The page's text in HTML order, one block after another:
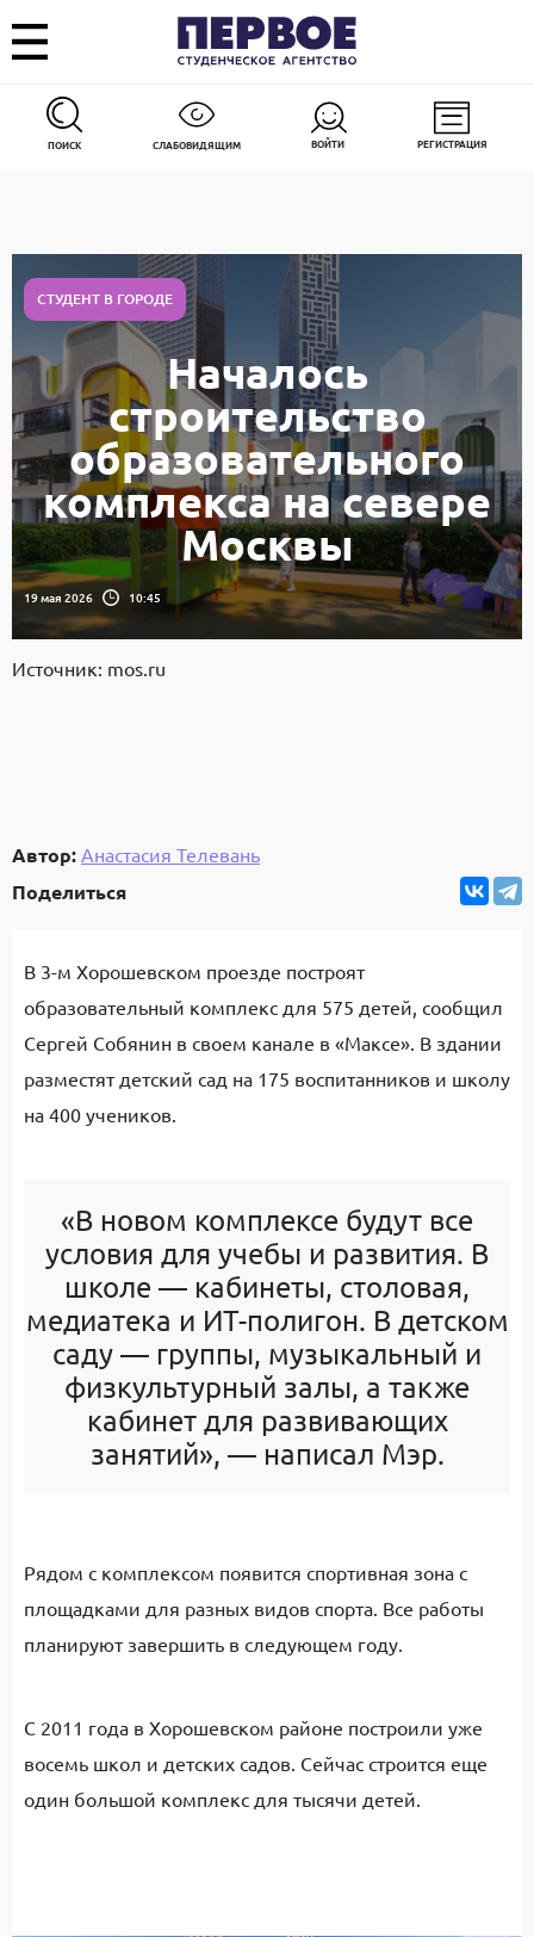
ПОИСК СЛАБОВИДЯЩИМ ВОЙТИ РЕГИСТРАЦИЯ
СТУДЕНТ В ГОРОДЕ
Началось
строительство
образовательного
комплекса на севере
Москвы
19 мая 2026 10:45
Источник: mos.ru
Автор: Анастасия Телевань
Поделиться
В 3-м Хорошевском проезде построят
образовательный комплекс для 575 детей, сообщил
Сергей Собянин в своем канале в «Максе». В здании
разместят детский сад на 175 воспитанников и школу
на 400 учеников.
«В новом комплексе будут все
условия для учебы и развития. В
школе — кабинеты, столовая,
медиатека и ИТ-полигон. В детском
саду — группы, музыкальный и
физкультурный залы, а также
кабинет для развивающих
занятий», — написал Мэр.
Рядом с комплексом появится спортивная зона с
площадками для разных видов спорта. Все работы
планируют завершить в следующем году.
С 2011 года в Хорошевском районе построили уже
восемь школ и детских садов. Сейчас строится еще
один большой комплекс для тысячи детей.